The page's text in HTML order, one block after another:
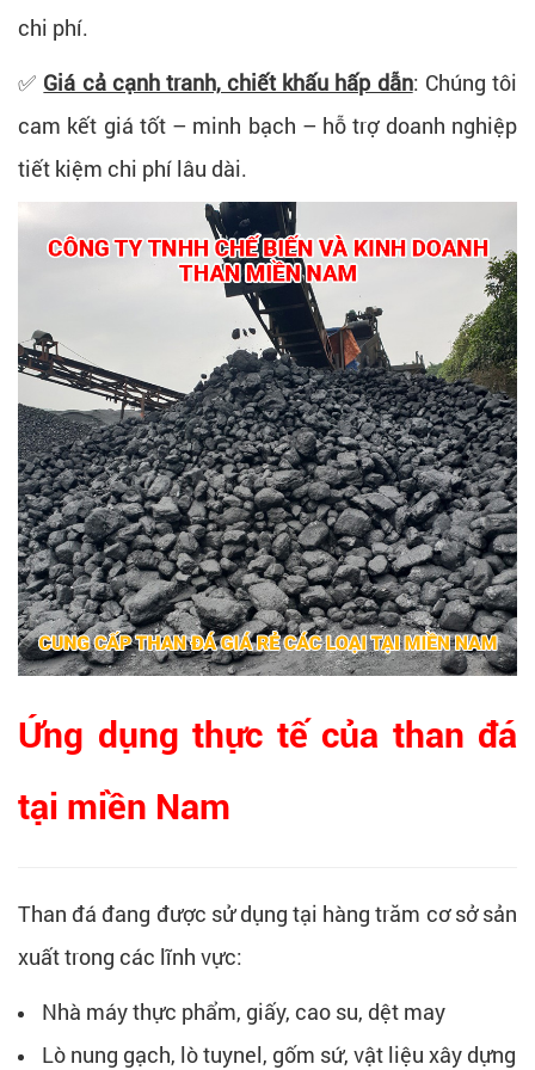
chi phí.
✅ Giá cả cạnh tranh, chiết khấu hấp dẫn: Chúng tôi
cam kết giá tốt – minh bạch – hỗ trợ doanh nghiệp
tiết kiệm chi phí lâu dài.
Ứng dụng thực tế của than đá
tại miền Nam
Than đá đang được sử dụng tại hàng trăm cơ sở sản
xuất trong các lĩnh vực:
Nhà máy thực phẩm, giấy, cao su, dệt may
Lò nung gạch, lò tuynel, gốm sứ, vật liệu xây dựng